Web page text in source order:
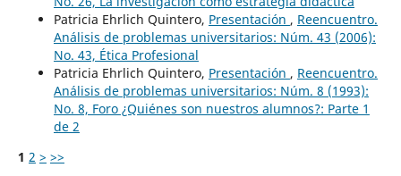
Patricia Ehrlich Quintero, Presentación , Reencuentro.
Análisis de problemas universitarios: Núm. 43 (2006):
No. 43, Ética Profesional
Patricia Ehrlich Quintero, Presentación , Reencuentro.
Análisis de problemas universitarios: Núm. 8 (1993):
No. 8, Foro ¿Quiénes son nuestros alumnos?: Parte 1
de 2
1 2 > >>